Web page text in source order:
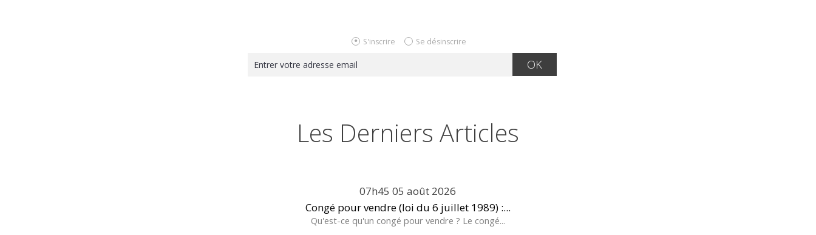
S'inscrire Se désinscrire
Les Derniers Articles
07h45 05 août 2026
Congé pour vendre (loi du 6 juillet 1989) :...
Qu'est-ce qu'un congé pour vendre ? Le congé...